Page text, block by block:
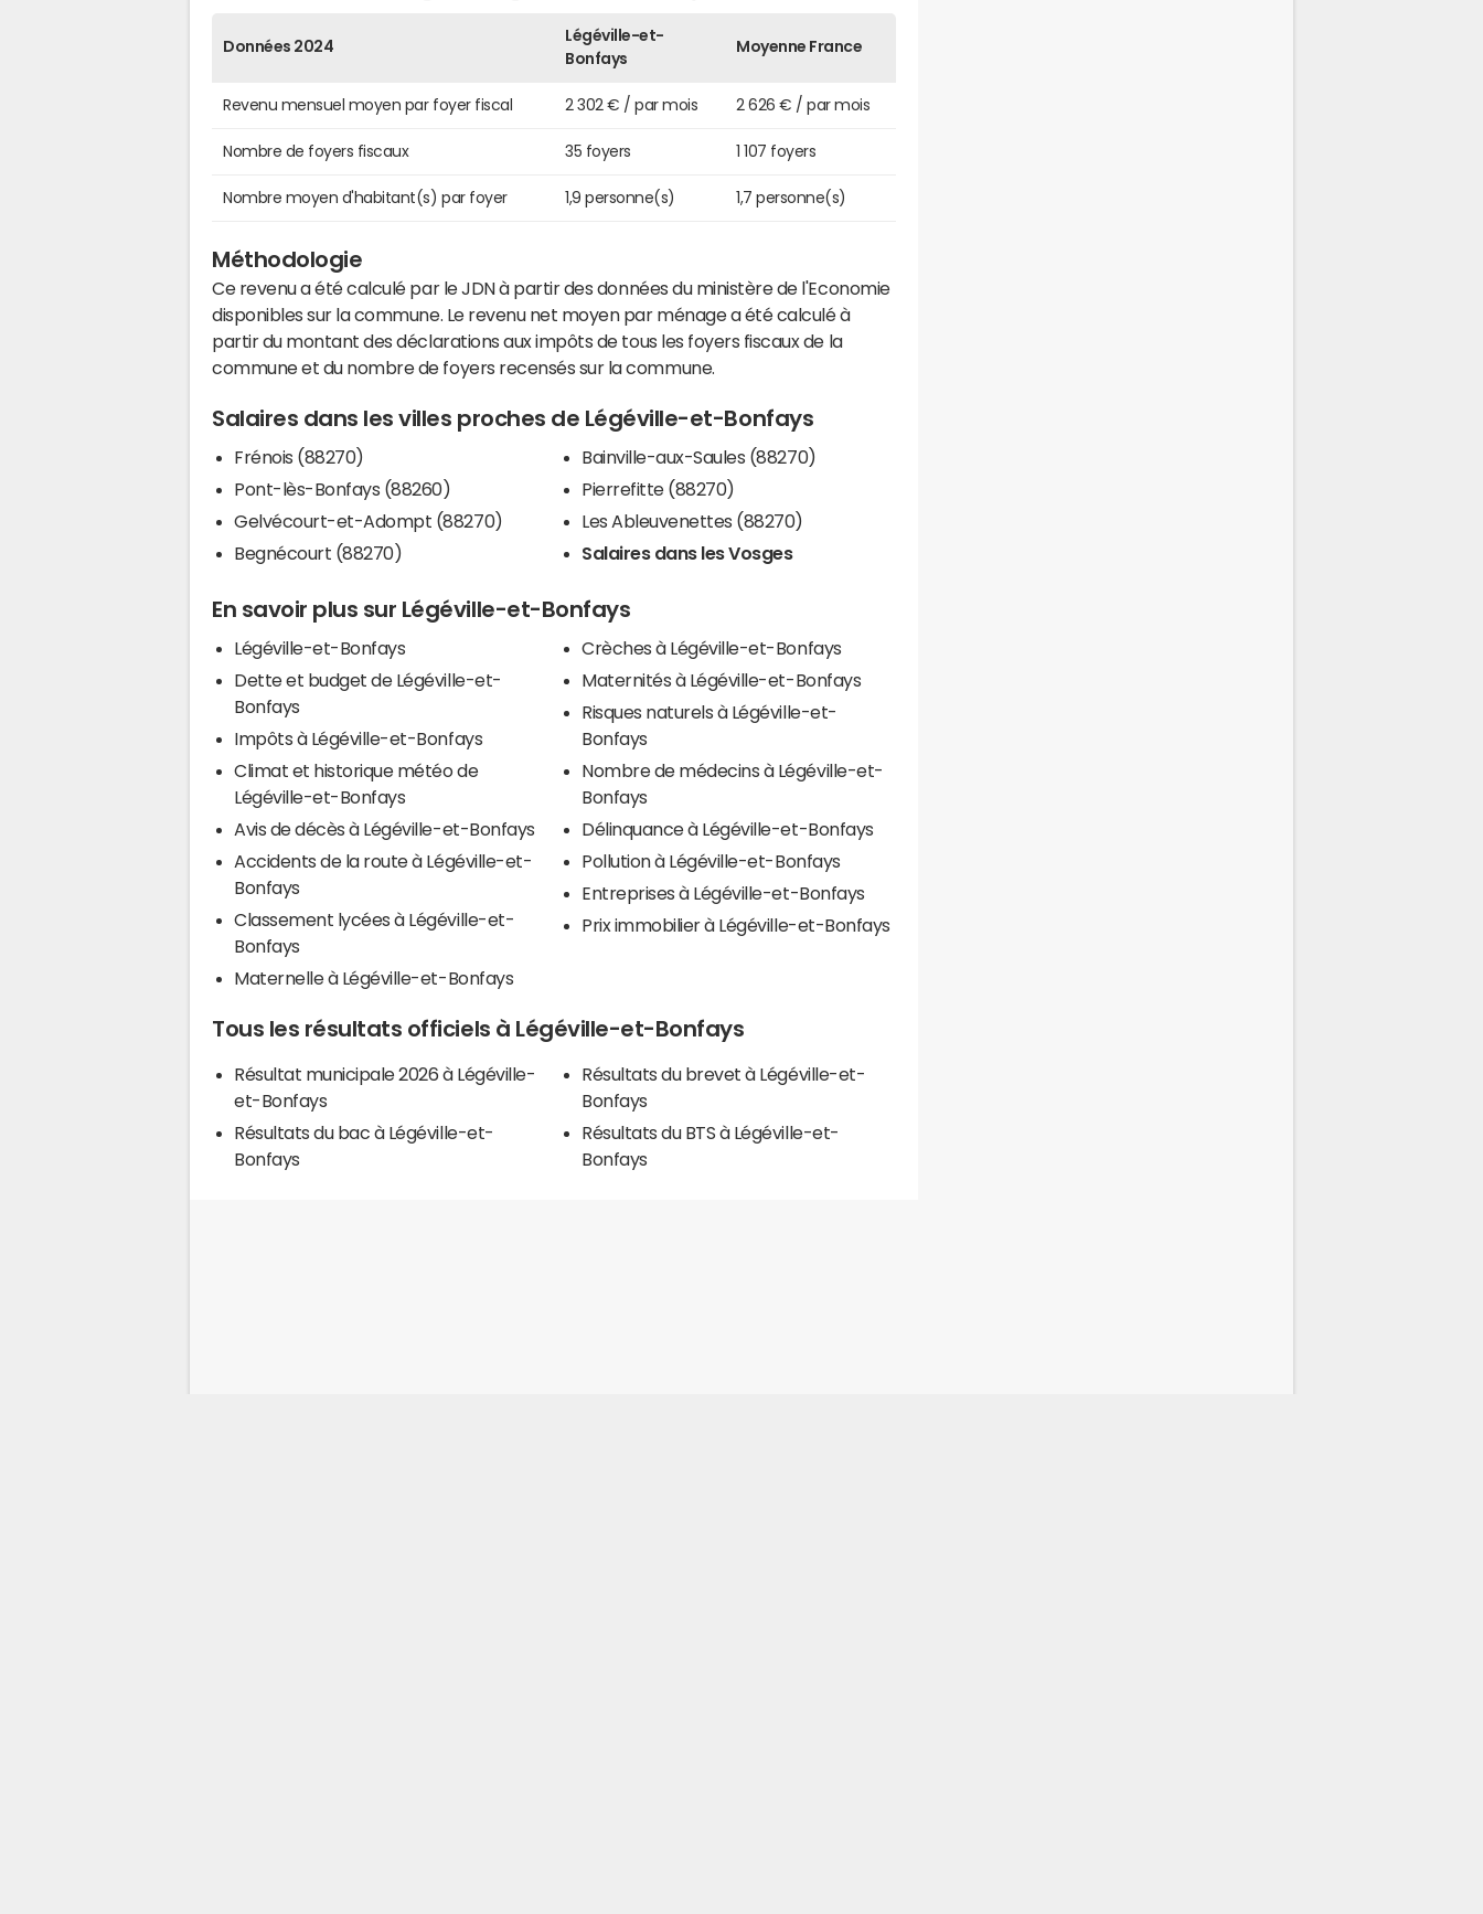
Données 2024
Légéville-et-
Bonfays
Moyenne France
Revenu mensuel moyen par foyer fiscal 2 302 € / par mois 2 626 € / par mois
Nombre de foyers fiscaux 35 foyers 1 107 foyers
Nombre moyen d'habitant(s) par foyer 1,9 personne(s) 1,7 personne(s)
Méthodologie
Ce revenu a été calculé par le JDN à partir des données du ministère de l'Economie
disponibles sur la commune. Le revenu net moyen par ménage a été calculé à
partir du montant des déclarations aux impôts de tous les foyers fiscaux de la
commune et du nombre de foyers recensés sur la commune.
Salaires dans les villes proches de Légéville-et-Bonfays
Frénois (88270)
Pont-lès-Bonfays (88260)
Gelvécourt-et-Adompt (88270)
Begnécourt (88270)
Bainville-aux-Saules (88270)
Pierrefitte (88270)
Les Ableuvenettes (88270)
Salaires dans les Vosges
En savoir plus sur Légéville-et-Bonfays
Légéville-et-Bonfays
Dette et budget de Légéville-et-
Bonfays
Impôts à Légéville-et-Bonfays
Climat et historique météo de
Légéville-et-Bonfays
Avis de décès à Légéville-et-Bonfays
Accidents de la route à Légéville-et-
Bonfays
Classement lycées à Légéville-et-
Bonfays
Maternelle à Légéville-et-Bonfays
Crèches à Légéville-et-Bonfays
Maternités à Légéville-et-Bonfays
Risques naturels à Légéville-et-
Bonfays
Nombre de médecins à Légéville-et-
Bonfays
Délinquance à Légéville-et-Bonfays
Pollution à Légéville-et-Bonfays
Entreprises à Légéville-et-Bonfays
Prix immobilier à Légéville-et-Bonfays
Tous les résultats officiels à Légéville-et-Bonfays
Résultat municipale 2026 à Légéville-
et-Bonfays
Résultats du bac à Légéville-et-
Bonfays
Résultats du brevet à Légéville-et-
Bonfays
Résultats du BTS à Légéville-et-
Bonfays